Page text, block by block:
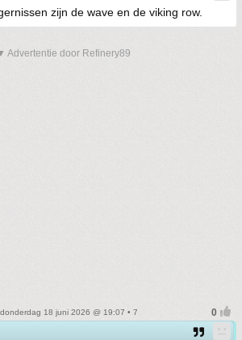
zijn de wave en de viking row.
Advertentie door Refinery89
donderdag 18 juni 2026 @ 19:07 • 7